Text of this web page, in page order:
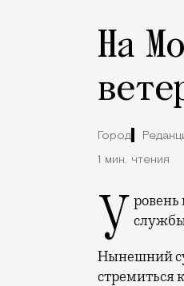
На
Город
1 мин. чтения
Уровень погодной опасности впервые повышен до «оранжевого», городские
Нынешний
стремиться